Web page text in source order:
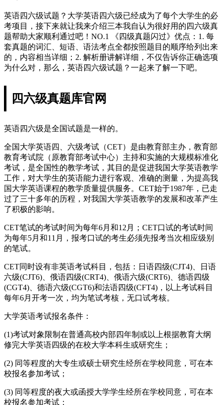
英语四六级试题？大学英语四六级已经成为了每个大学生的必
考项目，接下来就让我来介绍三本我自认为很好用的四六级真
题帮助大家顺利通过吧！NO.1 《四级真题闪过》优点：1. 每
套真题的词汇、短语、语法考点全都按照题目的顺序给列出来
的，内容相当详细；2. 解析册讲解详细，不仅告诉你正确选项
为什么对，那么，英语四六级试题？一起来了解一下吧。
四六级真题库官网
英语四六级是全国试题是一样的。
全国大学英语四、六级考试（CET）是由教育部主办，教育部
教育考试院（原教育部考试中心）主持和实施的大规模标准化
考试，是全国性的教学考试，其目的是促进我国大学英语教学
工作，对大学生的英语能力进行客观、准确的测量，为提高我
国大学英语课程的教学质量提供服务。CET始于1987年，已走
过了三十多年的历程，对我国大学英语教学的发展和改革产生
了积极的影响。
CET笔试的考试时间为每年6月和12月；CET口试的考试时间
为每年5月和11月，报考口试的考生必须先报考当次相应级别
的笔试。
CET同时设有非英语考试科目，包括：日语四级(CJT4)、日语
六级(CJT6)、俄语四级(CRT4)、俄语六级(CRT6)、德语四级
(CGT4)、德语六级(CGT6)和法语四级(CFT4)，以上考试科目
每年6月开考一次，均为笔试考核，无口试考核。
大学英语考试报名条件：
(1)考试对象限制在普通高校内部四年制或以上根据教育大纲
修完大学英语四级的在校大学本科生或研究生；
(2) 同等程度的大专生或硕士研究生经所在学校同意，可在本
校报名参加考试；
(3) 同等程度的夜大或函授大学学生经所在学校同意，可在本
校报名参加考试；